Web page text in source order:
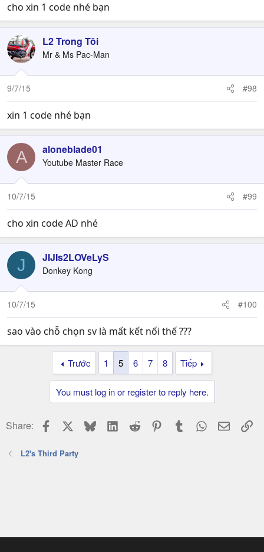
cho xin 1 code nhé bạn
L2 Trong Tôi
Mr & Ms Pac-Man
9/7/15 #98
xin 1 code nhé bạn
A aloneblade01
Youtube Master Race
10/7/15 #99
cho xin code AD nhé
J JIJIs2LOVeLyS
Donkey Kong
10/7/15 #100
sao vào chỗ chọn sv là mất kết nối thế ???
Trước 1 5 6 7 8 Tiếp
You must log in or register to reply here.
Share: Facebook BlueskyLinkedIn
Reddit PinterestTumblr WhatsApp
Email
L2's Third Party